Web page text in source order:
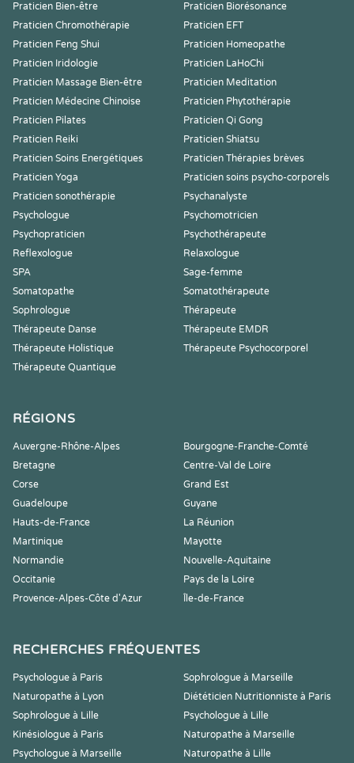
Praticien Bien-être
Praticien Biorésonance
Praticien Chromothérapie
Praticien EFT
Praticien Feng Shui
Praticien Homeopathe
Praticien Iridologie
Praticien LaHoChi
Praticien Massage Bien-être
Praticien Meditation
Praticien Médecine Chinoise
Praticien Phytothérapie
Praticien Pilates
Praticien Qi Gong
Praticien Reiki
Praticien Shiatsu
Praticien Soins Energétiques
Praticien Thérapies brèves
Praticien Yoga
Praticien soins psycho-corporels
Praticien sonothérapie
Psychanalyste
Psychologue
Psychomotricien
Psychopraticien
Psychothérapeute
Reflexologue
Relaxologue
SPA
Sage-femme
Somatopathe
Somatothérapeute
Sophrologue
Thérapeute
Thérapeute Danse
Thérapeute EMDR
Thérapeute Holistique
Thérapeute Psychocorporel
Thérapeute Quantique
RÉGIONS
Auvergne-Rhône-Alpes
Bourgogne-Franche-Comté
Bretagne
Centre-Val de Loire
Corse
Grand Est
Guadeloupe
Guyane
Hauts-de-France
La Réunion
Martinique
Mayotte
Normandie
Nouvelle-Aquitaine
Occitanie
Pays de la Loire
Provence-Alpes-Côte d'Azur
Île-de-France
RECHERCHES FRÉQUENTES
Psychologue à Paris
Sophrologue à Marseille
Naturopathe à Lyon
Diététicien Nutritionniste à Paris
Sophrologue à Lille
Psychologue à Lille
Kinésiologue à Paris
Naturopathe à Marseille
Psychologue à Marseille
Naturopathe à Lille